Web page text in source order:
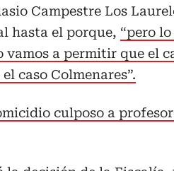
Campestre Los
hasta el porque, “pero
vamos a permitir que el
caso Colmenares”.
culposo a